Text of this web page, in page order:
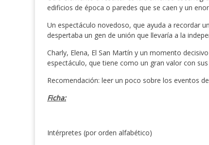
edificios de época o paredes que se caen y un
Un espectáculo novedoso, que ayuda a recordar
despertaba un gen de unión que llevaría a la
Charly, Elena, El San Martín y un momento
espectáculo, que tiene como un gran valor con
Recomendación: leer un poco sobre los eventos
Ficha:
Intérpretes (por orden alfabético)